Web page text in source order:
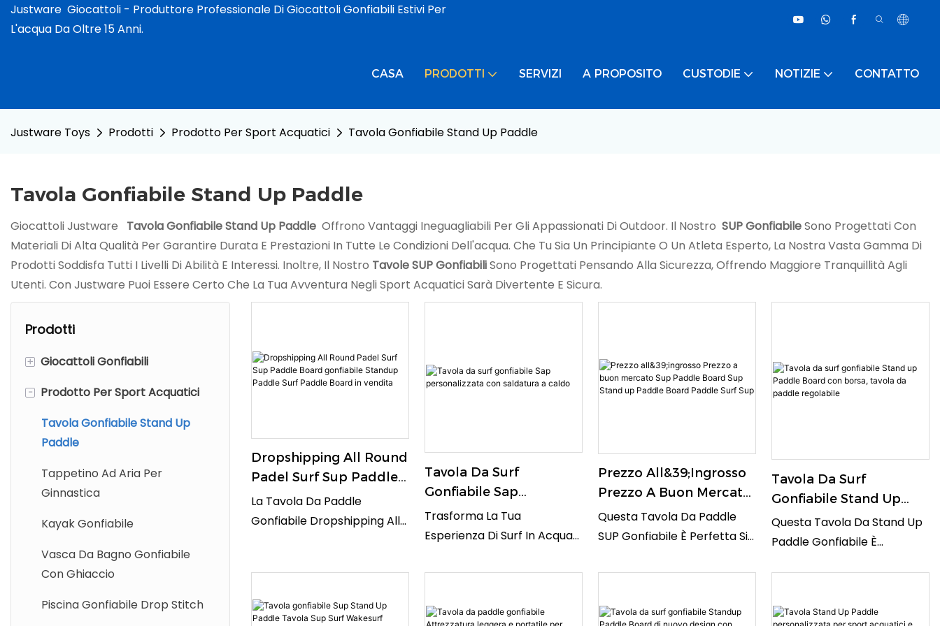
Justware Giocattoli - Produttore Professionale Di Giocattoli Gonfiabili Estivi Per
L'acqua Da Oltre 15 Anni.
CASA PRODOTTI SERVIZI A PROPOSITO CUSTODIE NOTIZIE CONTATTO
Justware Toys Prodotti Prodotto Per Sport Acquatici Tavola Gonfiabile Stand Up Paddle
Tavola Gonfiabile Stand Up Paddle
Giocattoli Justware Tavola Gonfiabile Stand Up Paddle Offrono Vantaggi Ineguagliabili Per Gli Appassionati Di Outdoor. Il Nostro SUP GonfiabileSono Progettati Con
Materiali Di Alta Qualità Per Garantire Durata E Prestazioni In Tutte Le Condizioni Dell'acqua. Che Tu Sia Un Principiante O Un Atleta Esperto, La Nostra Vasta Gamma Di
Prodotti Soddisfa Tutti I Livelli Di Abilità E Interessi. Inoltre, Il Nostro Tavole SUP GonfiabiliSono Progettati Pensando Alla Sicurezza, Offrendo Maggiore Tranquillità Agli
Utenti. Con Justware Puoi Essere Certo Che La Tua Avventura Negli Sport Acquatici Sarà Divertente E Sicura.
Prodotti
+ Giocattoli Gonfiabili
Pallone Da Spiaggia
Anello Da Nuoto
Galleggiante Per Piscina
Cavalcabile Gonfiabile
Gommone
Scivolo D'acqua Scivoloso
-
Prodotto Per Sport Acquatici
Tavola Gonfiabile Stand Up
Paddle
Tappetino Ad Aria Per
Ginnastica
Kayak Gonfiabile
Vasca Da Bagno Gonfiabile
Con Ghiaccio
Piscina Gonfiabile Drop Stitch
Dropshipping All Round
Padel Surf Sup Paddle
Board Gonfiabile
Standup Paddle Surf
La Tavola Da Paddle
Gonfiabile Dropshipping All
Propria Esperienza Di Paddle
Boarding. Grazie Al Suo
Tavola Da Surf
Gonfiabile Sap
Personalizzata Con
Saldatura A Caldo
Trasforma La Tua
Esperienza Di Surf In Acqua
Sap Personalizzata Con
Questa Tavola Gonfiabile
Prezzo All&39;ingrosso
Prezzo A Buon Mercato
Sup Paddle Board Sup
Stand Up Paddle Board
Questa Tavola Da Paddle
SUP Gonfiabile È Perfetta Sia
Canoisti Esperti, Poiché
In Acqua. Con Un Prezzo
Tavola Da Surf
Gonfiabile Stand Up
Paddle Board Con
Borsa, Tavola Da Paddle
Questa Tavola Da Stand Up
Paddle Gonfiabile È
Alla Pagaia Regolabile, Alla